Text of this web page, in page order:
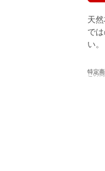
天
で
い。
特定
この